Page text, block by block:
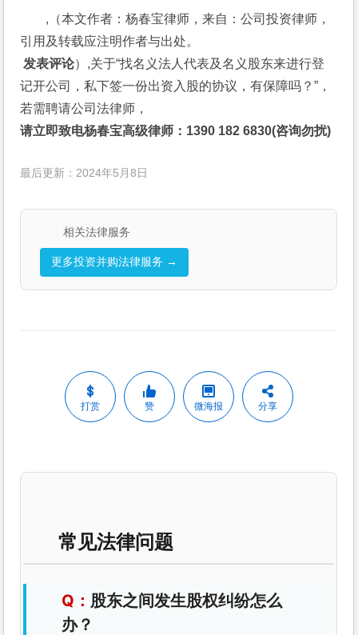
,（本文作者：杨春宝律师，来自：公司投资律师，
引用及转载应注明作者与出处。
发表评论）,关于“找名义法人代表及名义股东来进行登
记开公司，私下签一份出资入股的协议，有保障吗？”，
若需聘请公司法律师，
请立即致电杨春宝高级律师：1390 182 6830(咨询勿扰)
最后更新：2024年5月8日
相关法律服务
更多投资并购法律服务 →
打赏 赞 微海报 分享
常见法律问题
股东之间发生股权纠纷怎么
办？